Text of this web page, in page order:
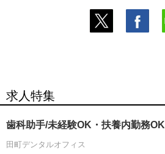
求人特集
歯科助手/未経験OK・扶養内勤務OK
田町デンタルオフィス